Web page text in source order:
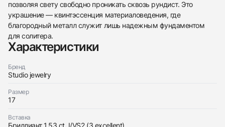
438
285
145
142
205
204
195
150
6
позволяя свету свободно проникать сквозь рундист. Это
украшение — квинтэссенция материаловедения, где
благородный металл служит лишь надежным фундаментом
для солитера.
Характеристики
Бренд
Studio jewelry
Размер
17
Вставка
Бриллиант 1,53 ct. I/VS2 (3 excellent)
Оставьте ваши контактные данные и мы свяжемся
с вами
Кольцо 1,53 ct. I/VS2 (3 Excellent) Round